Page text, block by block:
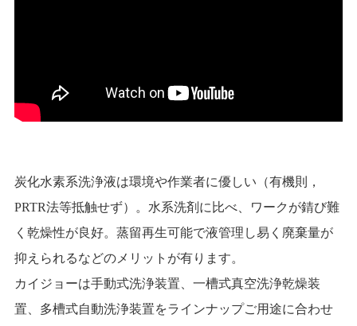
炭化水素系洗浄液は環境や作業者に優しい（有機則，
PRTR法等抵触せず）。水系洗剤に比べ、ワークが錆び難
く乾燥性が良好。蒸留再生可能で液管理し易く廃棄量が
抑えられるなどのメリットが有ります。
カイジョーは手動式洗浄装置、一槽式真空洗浄乾燥装
置、多槽式自動洗浄装置をラインナップご用途に合わせ